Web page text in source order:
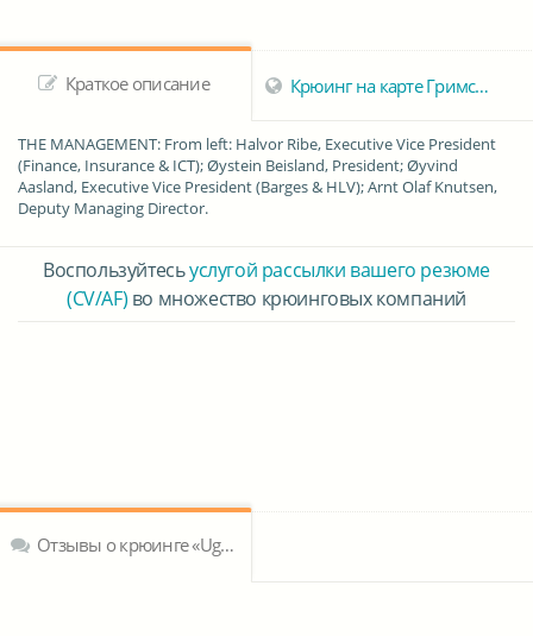
Краткое описание Крюинг на карте Гримстад
THE MANAGEMENT: From left: Halvor Ribe, Executive Vice President
(Finance, Insurance & ICT); Øystein Beisland, President; Øyvind
Aasland, Executive Vice President (Barges & HLV); Arnt Olaf Knutsen,
Deputy Managing Director.
Воспользуйтесьуслугой рассылки вашего резюме
(CV/AF) во множество крюинговых компаний
Отзывы о крюинге «Ugland Marine Services AS»